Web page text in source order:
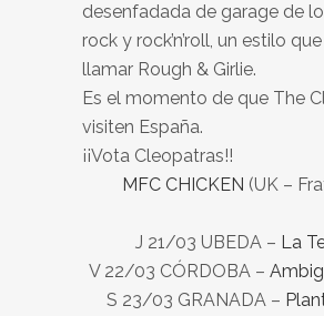
desenfadada de garage de
rock y rock’n’roll, un estilo
llamar Rough & Girlie.
Es el momento de que The
visiten España.
¡¡Vota Cleopatras!!
MFC CHICKEN (UK –
J 21/03 UBEDA – La
V 22/03 CÓRDOBA –
S 23/03 GRANADA –